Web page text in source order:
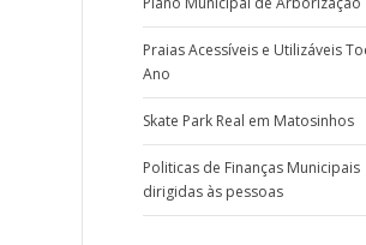
Praias Acessíveis e Utilizáveis
Ano
Skate Park Real em Matosinhos
Politicas de Finanças Municipais
dirigidas às pessoas